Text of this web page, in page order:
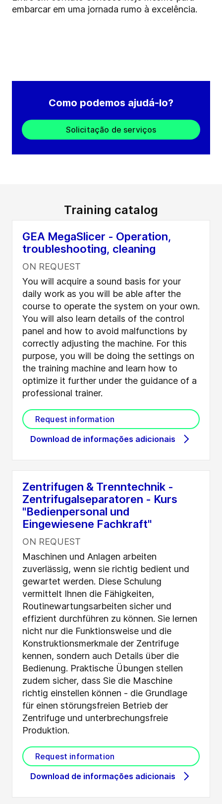
embarcar em uma jornada rumo à excelência.
Como podemos ajudá-lo?
Solicitação de serviços
Training catalog
GEA MegaSlicer - Operation,
troubleshooting, cleaning
ON REQUEST
You will acquire a sound basis for your
daily work as you will be able after the
course to operate the system on your own.
You will also learn details of the control
panel and how to avoid malfunctions by
correctly adjusting the machine. For this
purpose, you will be doing the settings on
the training machine and learn how to
optimize it further under the guidance of a
professional trainer.
Request information
Download de informações adicionais
Zentrifugen & Trenntechnik -
Zentrifugalseparatoren - Kurs
"Bedienpersonal und
Eingewiesene Fachkraft"
ON REQUEST
Maschinen und Anlagen arbeiten
zuverlässig, wenn sie richtig bedient und
gewartet werden. Diese Schulung
vermittelt Ihnen die Fähigkeiten,
Routinewartungsarbeiten sicher und
effizient durchführen zu können. Sie lernen
nicht nur die Funktionsweise und die
Konstruktionsmerkmale der Zentrifuge
kennen, sondern auch Details über die
Bedienung. Praktische Übungen stellen
zudem sicher, dass Sie die Maschine
richtig einstellen können - die Grundlage
für einen störungsfreien Betrieb der
Zentrifuge und unterbrechungsfreie
Produktion.
Request information
Download de informações adicionais